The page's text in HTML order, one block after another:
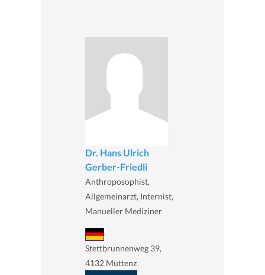
Dr. Hans Ulrich
Gerber-Friedli
Anthroposophist,
Allgemeinarzt, Internist,
Manueller Mediziner
Stettbrunnenweg 39,
4132 Muttenz